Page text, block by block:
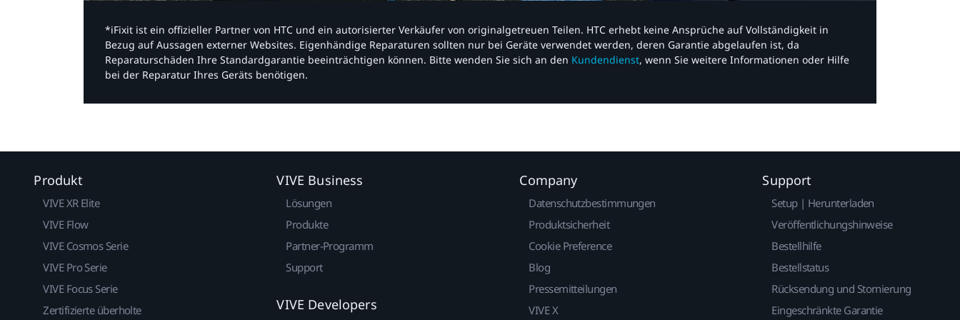
*iFixit ist ein offizieller Partner von HTC und ein autorisierter Verkäufer von originalgetreuen Teilen. HTC erhebt keine Ansprüche auf Vollständigkeit in
Bezug auf Aussagen externer Websites. Eigenhändige Reparaturen sollten nur bei Geräte verwendet werden, deren Garantie abgelaufen ist, da
Reparaturschäden Ihre Standardgarantie beeinträchtigen können. Bitte wenden Sie sich an den Kundendienst, wenn Sie weitere Informationen oder Hilfe
bei der Reparatur Ihres Geräts benötigen.​
Produkt
VIVE XR Elite
VIVE Flow
VIVE Cosmos Serie
VIVE Pro Serie
VIVE Focus Serie
Zertifizierte überholte
VIVE Business
Lösungen
Produkte
Partner-Programm
Support
VIVE Developers
Company
Datenschutzbestimmungen
Produktsicherheit
Cookie Preference
Blog
Pressemitteilungen
VIVE X
Support
Setup | Herunterladen
Veröffentlichungshinweise
Bestellhilfe
Bestellstatus
Rücksendung und Stornierung
Eingeschränkte Garantie